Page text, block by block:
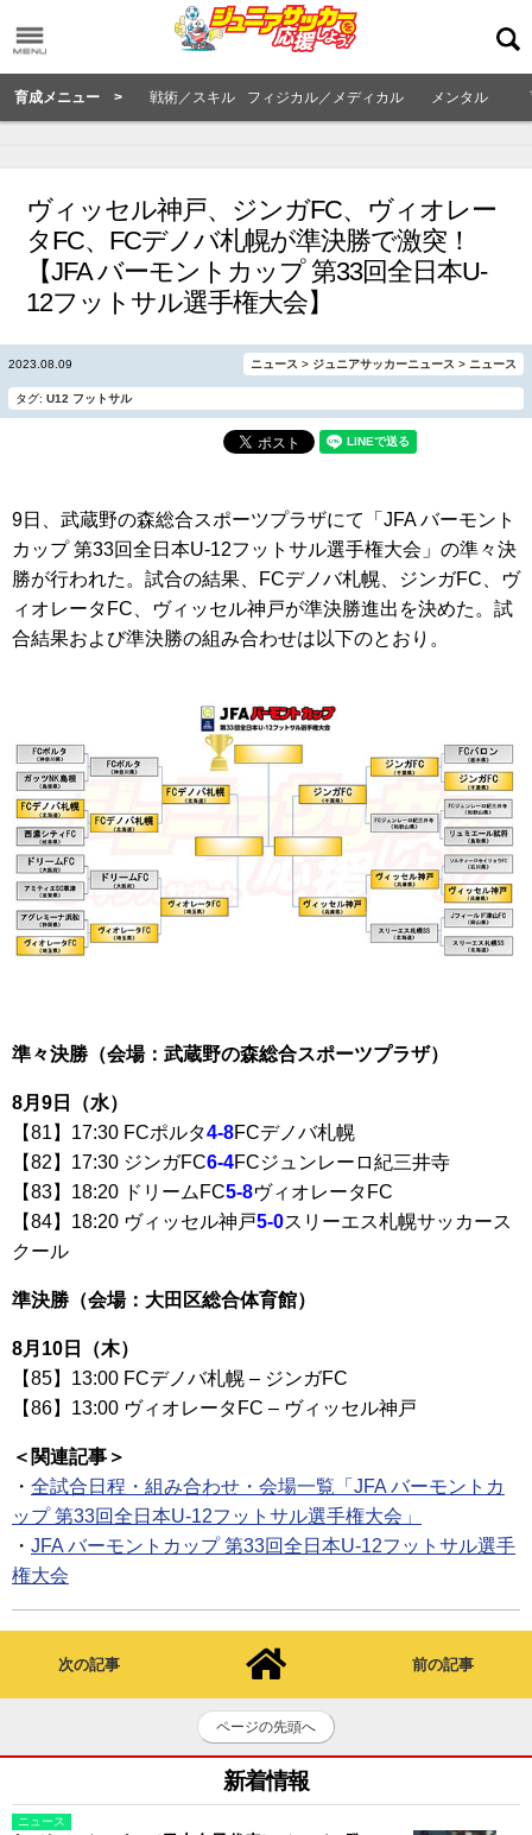
育成メニュー > 戦術／スキル フィジカル／メディカル メンタル
ヴィッセル神戸、ジンガFC、ヴィオレー
タFC、FCデノバ札幌が準決勝で激突！
【JFA バーモントカップ 第33回全日本U-
12フットサル選手権大会】
2023.08.09 ニュース > ジュニアサッカーニュース > ニュース
タグ: U12 フットサル
9日、武蔵野の森総合スポーツプラザにて「JFA バーモント
カップ 第33回全日本U-12フットサル選手権大会」の準々決
勝が行われた。試合の結果、FCデノバ札幌、ジンガFC、ヴ
ィオレータFC、ヴィッセル神戸が準決勝進出を決めた。試
合結果および準決勝の組み合わせは以下のとおり。
準々決勝（会場：武蔵野の森総合スポーツプラザ）
8月9日（水）
【81】17:30 FCポルタ4-8FCデノバ札幌
【82】17:30 ジンガFC6-4FCジュンレーロ紀三井寺
【83】18:20 ドリームFC5-8ヴィオレータFC
【84】18:20 ヴィッセル神戸5-0スリーエス札幌サッカース
クール
準決勝（会場：大田区総合体育館）
8月10日（木）
【85】13:00 FCデノバ札幌 – ジンガFC
【86】13:00 ヴィオレータFC – ヴィッセル神戸
＜関連記事＞
・ 全試合日程・組み合わせ・会場一覧「JFA バーモントカ
ップ 第33回全日本U-12フットサル選手権大会」
・ JFA バーモントカップ 第33回全日本U-12フットサル選手
権大会
次の記事 前の記事
ページの先頭へ
新着情報
ニュース